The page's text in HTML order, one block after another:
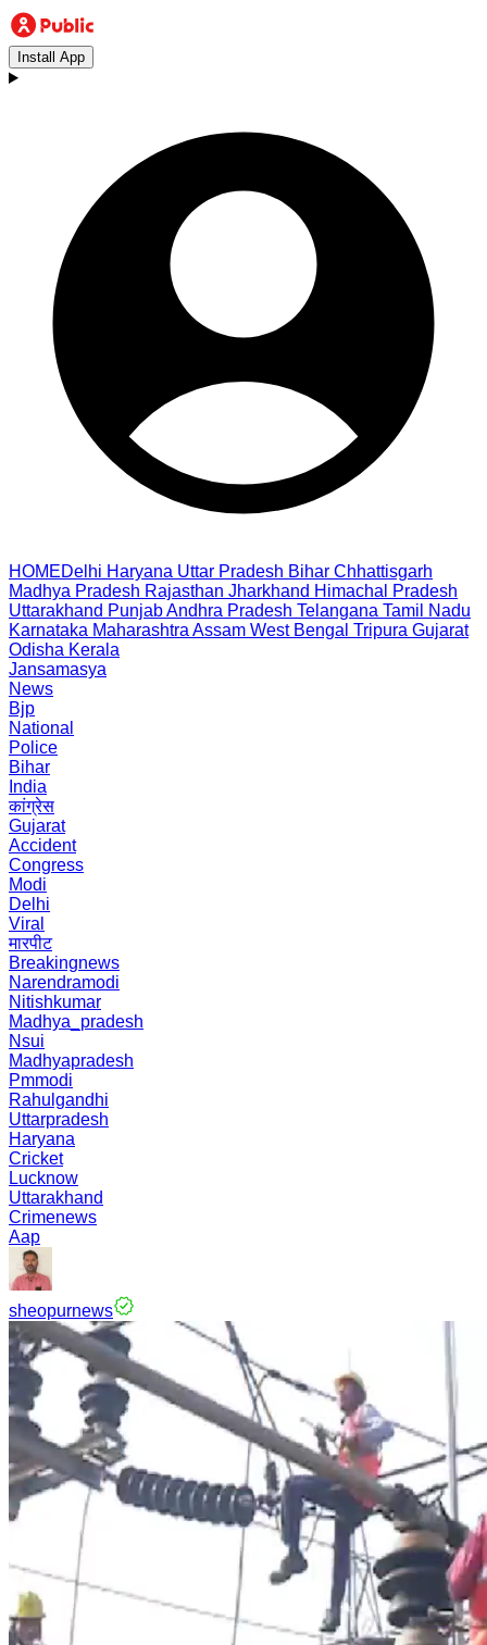
Install App
HOMEDelhi Haryana Uttar Pradesh Bihar Chhattisgarh
Madhya Pradesh Rajasthan Jharkhand Himachal Pradesh
Uttarakhand PunjabAndhra Pradesh Telangana Tamil Nadu
Karnataka Maharashtra Assam West Bengal Tripura Gujarat
Odisha Kerala
Jansamasya
News
Bjp
National
Police
Bihar
India
कांग्रेस
Gujarat
Accident
Congress
Modi
Delhi
Viral
मारपीट
Breakingnews
Narendramodi
Nitishkumar
Madhya_pradesh
Nsui
Madhyapradesh
Pmmodi
Rahulgandhi
Uttarpradesh
Haryana
Cricket
Lucknow
Uttarakhand
Crimenews
Aap
sheopurnews